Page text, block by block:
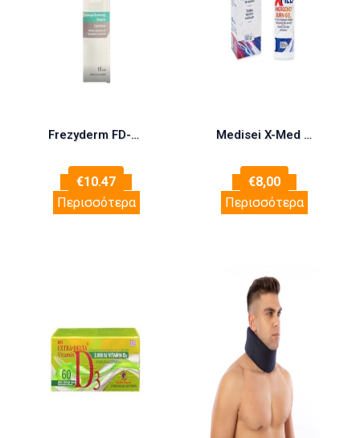
Frezyderm FD-SEPT Liquid Spray 150ml
€10.47
Περισσότερα
Medisei X-Med Emergenxy Burn Gel 50g
€8,00
Περισσότερα